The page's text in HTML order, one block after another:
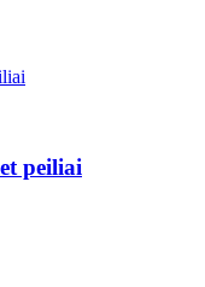
peiliai